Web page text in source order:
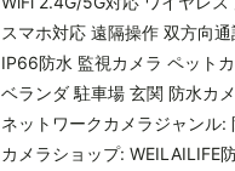
スマホ対応 遠隔操作 双方向
IP66防水 監視カメラ ペット
ベランダ 駐車場 玄関 防水カ
ネットワークカメラジャンル:
カメラショップ: WEILAILIFE